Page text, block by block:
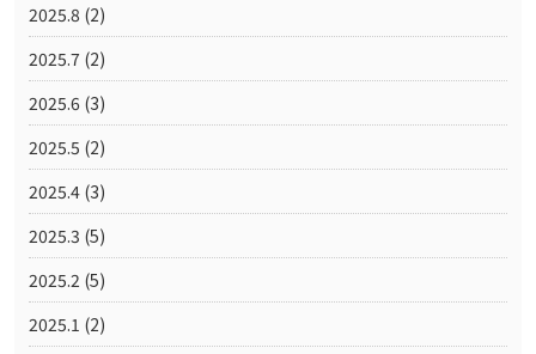
2025.8 (2)
2025.7 (2)
2025.6 (3)
2025.5 (2)
2025.4 (3)
2025.3 (5)
2025.2 (5)
2025.1 (2)